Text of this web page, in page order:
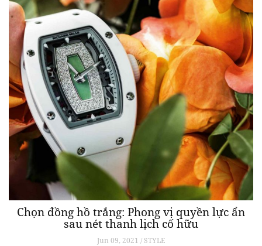
Chọn đồng hồ trắng: Phong vị quyền lực ẩn
sau nét thanh lịch cố hữu
Jun 09, 2021 / STYLE